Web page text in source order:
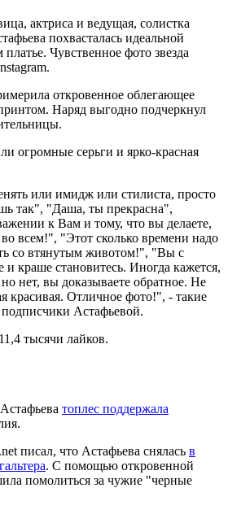
актриса и ведущая, солистка
похвасталась идеальной
Чувственное фото звезда
откровенное облегающее
Наряд выгодно подчеркнул
огромные серьги и ярко-красная
или имидж или стилиста, просто
так", "Даша, ты прекрасна",
к Вам и тому, что вы делаете,
во всем!", "Этот сколько времени надо
со втянутым животом!", "Вы с
краше становитесь. Иногда кажется,
нет, вы доказываете обратное. Не
красивая. Отличное фото!", - такие
Астафьевой.
тысячи лайков.
топлес поддержала
писал, что Астафьева снялась в
. С помощью откровенной
помолиться за чужие "черные